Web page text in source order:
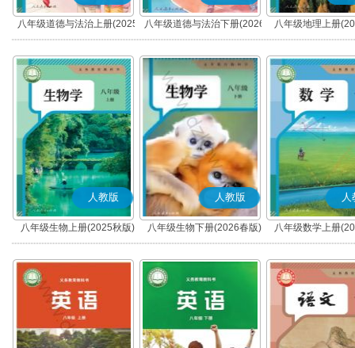
八年级道德与法治上册(2025
秋版)(部编版)
八年级道德与法治下册(2026
春版)(部编版)
八年级地理上册
人教版
八年级生物上册(2025秋版)
人教版
八年级生物下册(2026春版)
人
八年级数学上册